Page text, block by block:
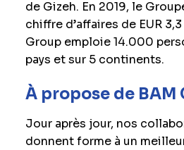
de Gizeh. En 2019, le
chiffre d’affaires de EUR
Group emploie 14.000
pays et sur 5 continents.
À propose de
Jour après jour, nos
donnent forme à un